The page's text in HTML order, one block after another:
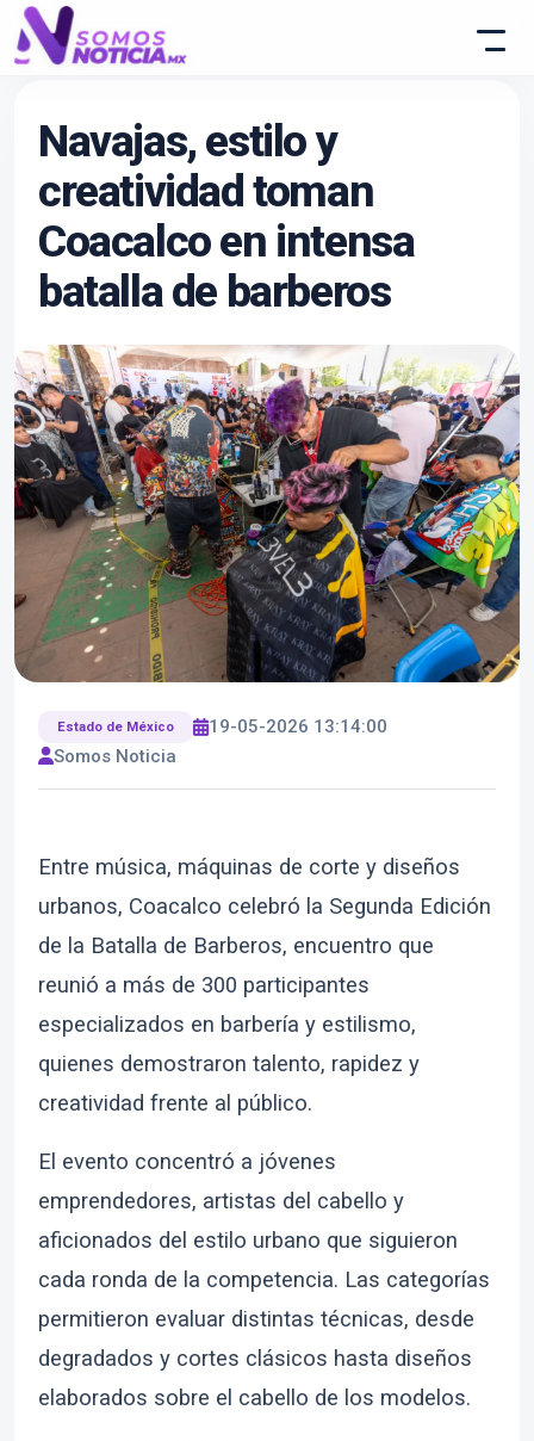
Navajas, estilo y
creatividad toman
Coacalco en intensa
batalla de barberos
Estado de México
19-05-2026 13:14:00
Somos Noticia
Entre música, máquinas de corte y diseños
urbanos, Coacalco celebró la Segunda Edición
de la Batalla de Barberos, encuentro que
reunió a más de 300 participantes
especializados en barbería y estilismo,
quienes demostraron talento, rapidez y
creatividad frente al público.
El evento concentró a jóvenes
emprendedores, artistas del cabello y
aficionados del estilo urbano que siguieron
cada ronda de la competencia. Las categorías
permitieron evaluar distintas técnicas, desde
degradados y cortes clásicos hasta diseños
elaborados sobre el cabello de los modelos.